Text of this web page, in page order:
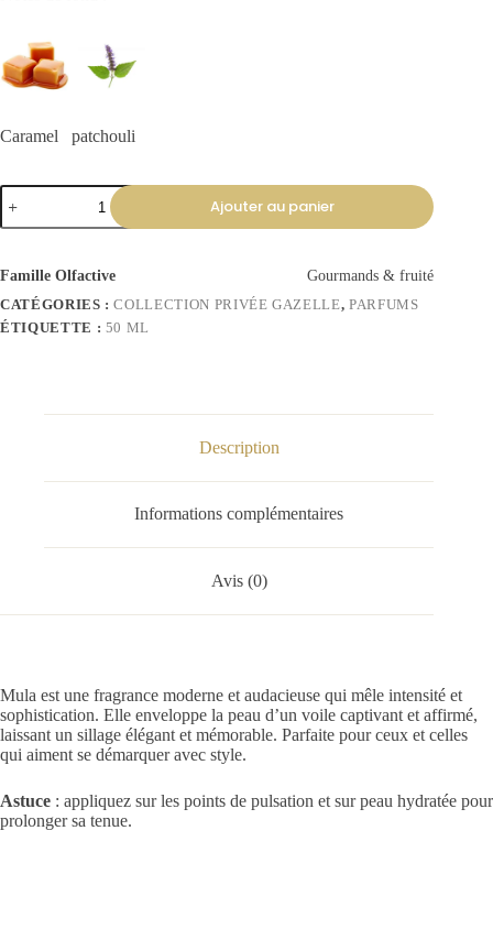
Caramel patchouli
Ajouter au panier
Famille Olfactive
Gourmands & fruité
CATÉGORIES :COLLECTION PRIVÉE GAZELLE,PARFUMS
ÉTIQUETTE : 50 ML
Description
Informations complémentaires
Avis (0)
Mula est une fragrance moderne et audacieuse qui mêle intensité et
sophistication. Elle enveloppe la peau d’un voile captivant et affirmé,
laissant un sillage élégant et mémorable. Parfaite pour ceux et celles
qui aiment se démarquer avec style.
Astuce : appliquez sur les points de pulsation et sur peau hydratée pour
prolonger sa tenue.